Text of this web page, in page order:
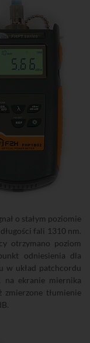
o stałym poziomie
fali 1310 nm.
otrzymano poziom
odniesienia dla
w układ patchcordu
na ekranie miernika
tłumienie